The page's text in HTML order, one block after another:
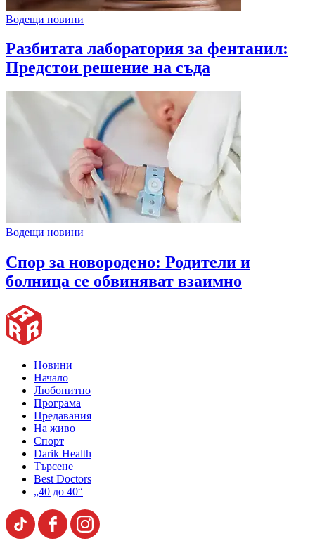
Водещи новини
Разбитата лаборатория за фентанил:
Предстои решение на съда
Водещи новини
Спор за новородено: Родители и
болница се обвиняват взаимно
Новини
Начало
Любопитно
Програма
Предавания
На живо
Спорт
Darik Health
Търсене
Best Doctors
„40 до 40“